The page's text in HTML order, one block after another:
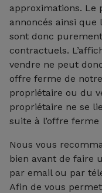
approximations. Le
annoncés ainsi
sont donc
contractuels.
vendre ne peut
offre ferme de
propriétaire ou du
propriétaire ne se
suite à l’offre
Nous vous
bien avant de faire
par email ou par
Afin de vous